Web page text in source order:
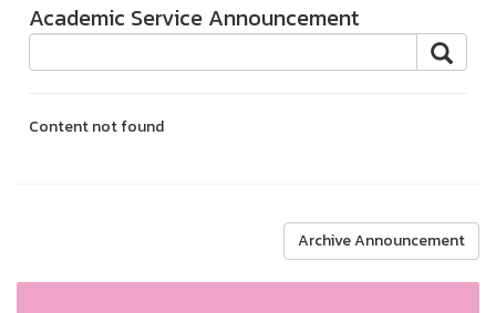
Academic Service Announcement
Content not found
Archive Announcement